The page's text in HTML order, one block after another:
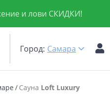
и лови СКИДКИ!
Город: Самара
Сауна Loft Luxury